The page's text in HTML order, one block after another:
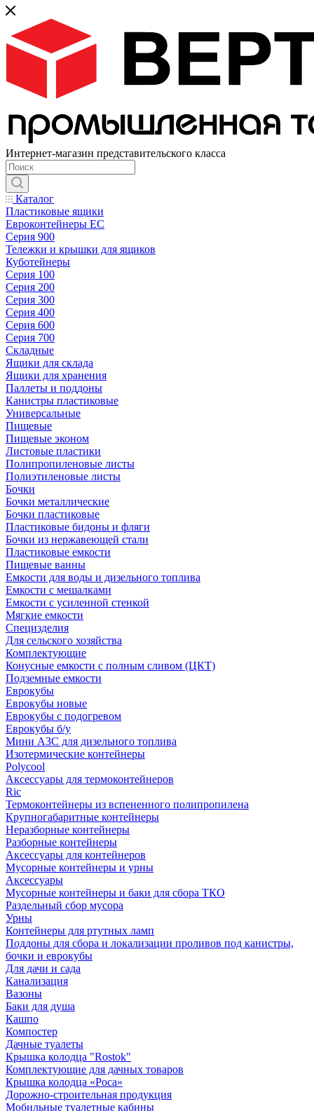
Интернет-магазин представительского класса
Каталог
Пластиковые ящики
Евроконтейнеры ЕС
Серия 900
Тележки и крышки для ящиков
Куботейнеры
Серия 100
Серия 200
Серия 300
Серия 400
Серия 600
Серия 700
Складные
Ящики для склада
Ящики для хранения
Паллеты и поддоны
Канистры пластиковые
Универсальные
Пищевые
Пищевые эконом
Листовые пластики
Полипропиленовые листы
Полиэтиленовые листы
Бочки
Бочки металлические
Бочки пластиковые
Пластиковые бидоны и фляги
Бочки из нержавеющей стали
Пластиковые емкости
Пищевые ванны
Емкости для воды и дизельного топлива
Емкости с мешалками
Емкости с усиленной стенкой
Мягкие емкости
Специзделия
Для сельского хозяйства
Комплектующие
Конусные емкости с полным сливом (ЦКТ)
Подземные емкости
Еврокубы
Еврокубы новые
Еврокубы с подогревом
Еврокубы б/у
Мини АЗС для дизельного топлива
Изотермические контейнеры
Polycool
Аксессуары для термоконтейнеров
Ric
Термоконтейнеры из вспененного полипропилена
Крупногабаритные контейнеры
Неразборные контейнеры
Разборные контейнеры
Аксессуары для контейнеров
Мусорные контейнеры и урны
Аксессуары
Мусорные контейнеры и баки для сбора ТКО
Раздельный сбор мусора
Урны
Контейнеры для ртутных ламп
Поддоны для сбора и локализации проливов под канистры,
бочки и еврокубы
Для дачи и сада
Канализация
Вазоны
Баки для душа
Кашпо
Компостер
Дачные туалеты
Крышка колодца "Rostok"
Комплектующие для дачных товаров
Крышка колодца «Роса»
Дорожно-строительная продукция
Мобильные туалетные кабины